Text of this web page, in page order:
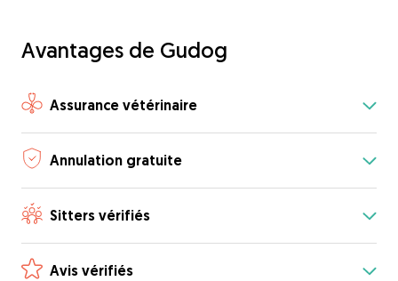
Avantages de Gudog
Assurance vétérinaire
Annulation gratuite
Sitters vérifiés
Avis vérifiés